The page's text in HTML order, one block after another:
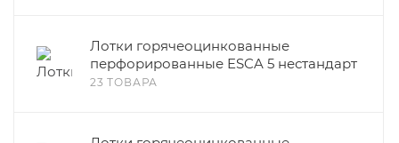
Лотки горячеоцинкованные
перфорированные ESCA 5 нестандарт
23 ТОВАРА